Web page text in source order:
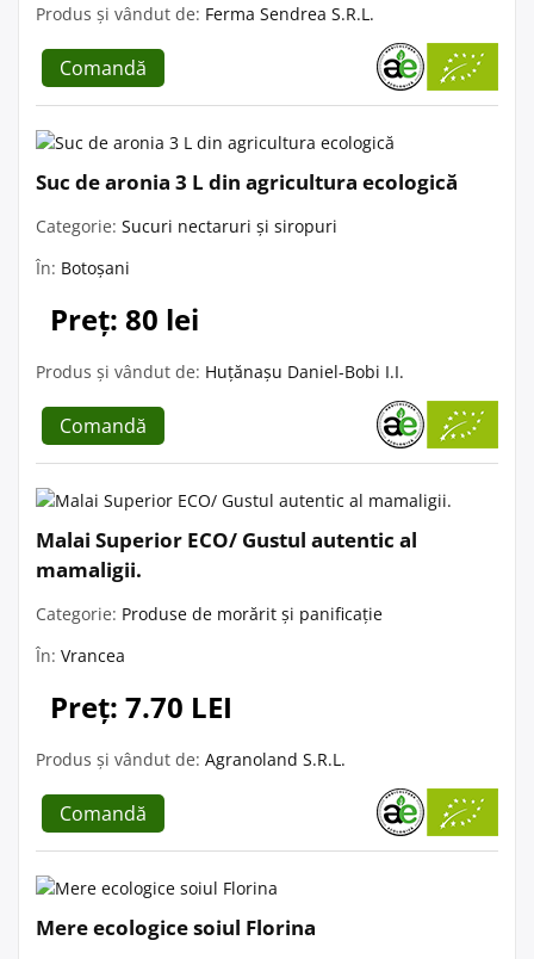
Produs și vândut de: Ferma Sendrea S.R.L.
Comandă
Suc de aronia 3 L din agricultura ecologică
Categorie: Sucuri nectaruri și siropuri
În: Botoșani
Preț: 80 lei
Produs și vândut de: Huțănașu Daniel-Bobi I.I.
Comandă
Malai Superior ECO/ Gustul autentic al
mamaligii.
Categorie: Produse de morărit și panificație
În: Vrancea
Preț: 7.70 LEI
Produs și vândut de: Agranoland S.R.L.
Comandă
Mere ecologice soiul Florina